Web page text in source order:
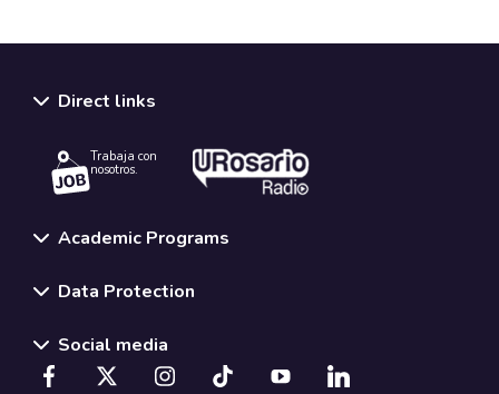
Direct links
Trabaja con
nosotros.
Academic Programs
Data Protection
Social media